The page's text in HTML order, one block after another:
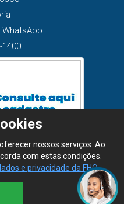
1400
nossos serviços. Ao
com estas condições.
e privacidade da FHO